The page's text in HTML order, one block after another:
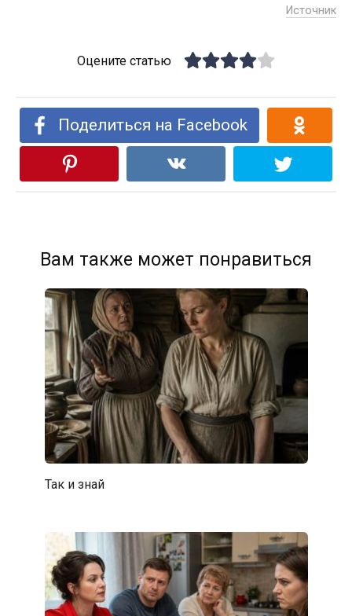
Источник
Оцените статью
Поделиться на Facebook
Вам также может понравиться
Так и знай